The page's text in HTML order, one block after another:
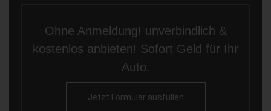
Ohne Anmeldung! unverbindlich &
kostenlos anbieten! Sofort Geld für Ihr
Auto.
Jetzt Formular ausfüllen